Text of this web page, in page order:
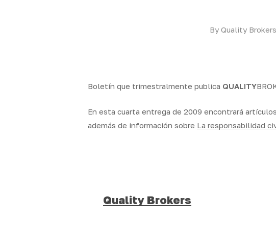
By Quality Brokers
Boletín que trimestralmente publica QUALITY
En esta cuarta entrega de 2009 encontrará
además de información sobre La responsabilidad
Quality Brokers